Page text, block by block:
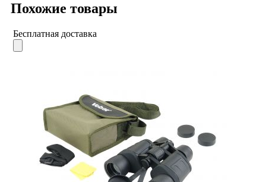
Похожие товары
Бесплатная доставка